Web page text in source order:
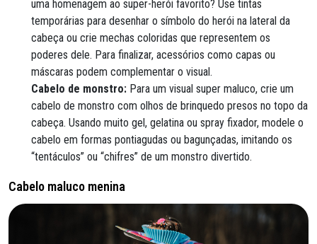
uma homenagem ao super-herói favorito? Use tintas
temporárias para desenhar o símbolo do herói na lateral da
cabeça ou crie mechas coloridas que representem os
poderes dele. Para finalizar, acessórios como capas ou
máscaras podem complementar o visual.
Cabelo de monstro: Para um visual super maluco, crie um
cabelo de monstro com olhos de brinquedo presos no topo da
cabeça. Usando muito gel, gelatina ou spray fixador, modele o
cabelo em formas pontiagudas ou bagunçadas, imitando os
“tentáculos” ou “chifres” de um monstro divertido.
Cabelo maluco menina